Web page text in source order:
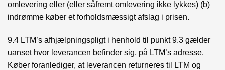
omlevering eller (eller såfremt omlevering ikke lykkes) (b)
indrømme køber et forholdsmæssigt afslag i prisen.
9.4 LTM’s afhjælpningspligt i henhold til punkt 9.3 gælder
uanset hvor leverancen befinder sig, på LTM’s adresse.
Køber foranlediger, at leverancen returneres til LTM og